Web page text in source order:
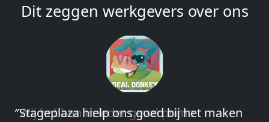
Dit zeggen werkgevers over ons
″Wij hebben in ieder geval prima